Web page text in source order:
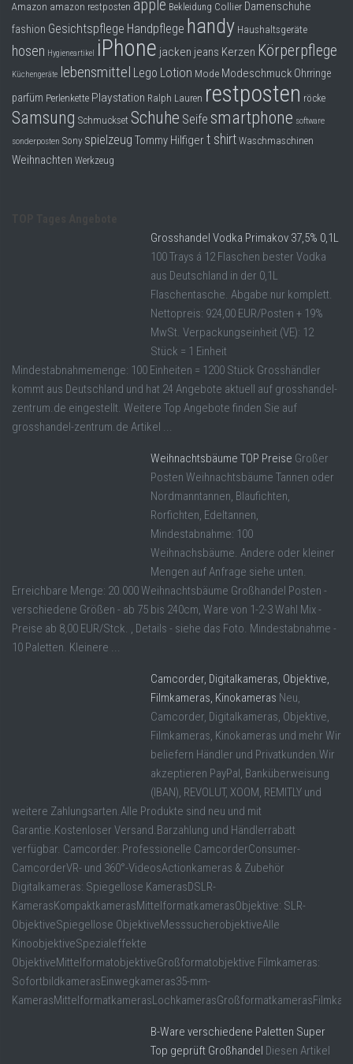
Dropshipping-Produkte
B2B Produkte
Grosshandel
Amazon
Aldi
Lidl
Kostenlos verkaufen
Amazon amazon restposten apple Bekleidung Collier Damenschuhe
fashion Gesichtspflege Handpflege handy Haushaltsgeräte
hosen Hygieneartikel iPhone jacken jeans Kerzen Körperpflege
Küchengeräte lebensmittel Lego Lotion Mode Modeschmuck Ohrringe
parfüm Perlenkette Playstation Ralph Lauren restposten röcke
Samsung Schmuckset Schuhe Seife smartphone software
sonderposten Sony spielzeug Tommy Hilfiger t shirt Waschmaschinen
Weihnachten Werkzeug
Grosshandel Vodka Primakov 37,5% 0,1L
100 Trays á 12 Flaschen bester Vodka
aus Deutschland in der 0,1L
Flaschentasche. Abgabe nur komplett.
Nettopreis: 924,00 EUR/Posten + 19%
MwSt. Verpackungseinheit (VE): 12
Stück = 1 Einheit
Mindestabnahmemenge: 100 Einheiten = 1200 Stück Grosshändler
kommt aus Deutschland und hat 24 Angebote aktuell auf grosshandel-
zentrum.de eingestellt. Weitere Top Angebote finden Sie auf
grosshandel-zentrum.de Artikel ...
Weihnachtsbäume TOP Preise Großer
Posten Weihnachtsbäume Tannen oder
Nordmanntannen, Blaufichten,
Rorfichten, Edeltannen,
Mindestabnahme: 100
Weihnachsbäume. Andere oder kleiner
Mengen auf Anfrage siehe unten.
Erreichbare Menge: 20.000 Weihnachtsbäume Großhandel Posten -
verschiedene Größen - ab 75 bis 240cm, Ware von 1-2-3 Wahl Mix -
Preise ab 8,00 EUR/Stck. , Details - siehe das Foto. Mindestabnahme -
10 Paletten. Kleinere ...
Camcorder, Digitalkameras, Objektive,
Filmkameras, Kinokameras Neu,
Camcorder, Digitalkameras, Objektive,
Filmkameras, Kinokameras und mehr Wir
beliefern Händler und Privatkunden.Wir
akzeptieren PayPal, Banküberweisung
(IBAN), REVOLUT, XOOM, REMITLY und
weitere Zahlungsarten.Alle Produkte sind neu und mit
Garantie.Kostenloser Versand.Barzahlung und Händlerrabatt
verfügbar. Camcorder: Professionelle CamcorderConsumer-
CamcorderVR- und 360°-VideosActionkameras & Zubehör
Digitalkameras: Spiegellose KamerasDSLR-
KamerasKompaktkamerasMittelformatkamerasObjektive: SLR-
ObjektiveSpiegellose ObjektiveMesssucherobjektiveAlle
KinoobjektiveSpezialeffekte
ObjektiveMittelformatobjektiveGroßformatobjektive Filmkameras:
SofortbildkamerasEinwegkameras35-mm-
B-Ware verschiedene Paletten Super
Top geprüft Großhandel Diesen Artikel